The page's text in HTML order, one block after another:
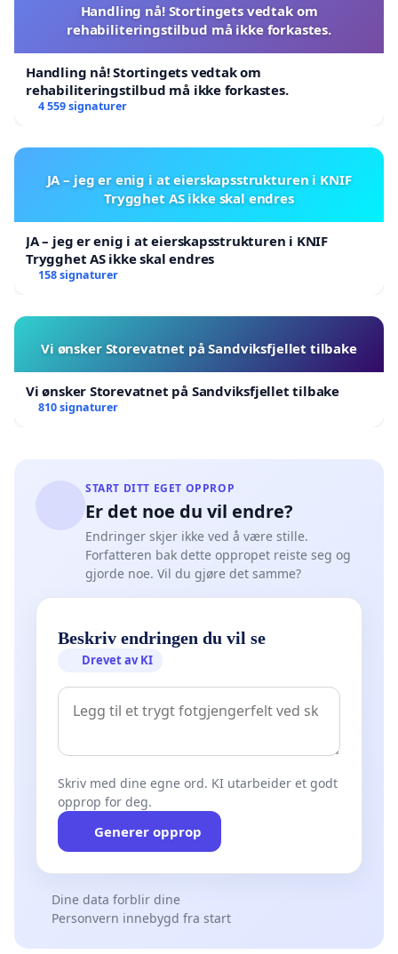
Handling nå! Stortingets vedtak om
rehabiliteringstilbud må ikke forkastes.
Handling nå! Stortingets vedtak om
rehabiliteringstilbud må ikke forkastes.
4 559 signaturer
JA – jeg er enig i at eierskapsstrukturen i KNIF
Trygghet AS ikke skal endres
JA – jeg er enig i at eierskapsstrukturen i KNIF
Trygghet AS ikke skal endres
158 signaturer
Vi ønsker Storevatnet på Sandviksfjellet tilbake
Vi ønsker Storevatnet på Sandviksfjellet tilbake
810 signaturer
START DITT EGET OPPROP
Er det noe du vil endre?
Endringer skjer ikke ved å være stille.
Forfatteren bak dette oppropet reiste seg og
gjorde noe. Vil du gjøre det samme?
Beskriv endringen du vil se
Drevet av KI
Skriv med dine egne ord. KI utarbeider et godt
opprop for deg.
Generer opprop
Dine data forblir dine
Personvern innebygd fra start